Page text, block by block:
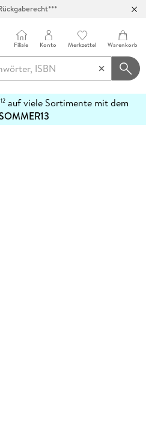
Filiale Konto Merkzettel Warenkorb
12auf viele Sortimente mit dem